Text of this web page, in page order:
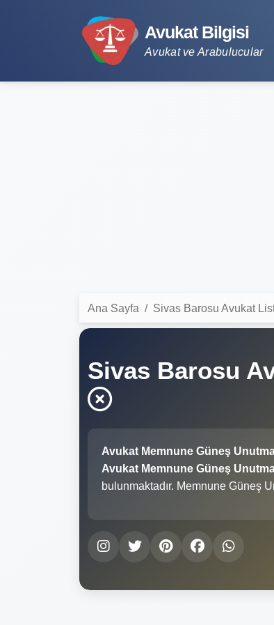
Avukat Bilgisi
Avukat ve Arabulucular
Ana Sayfa Sivas Barosu Avukat
Sivas Barosu
Avukat Memnune Güneş
Avukat Memnune Güneş
bulunmaktadır. Memnune Güneş